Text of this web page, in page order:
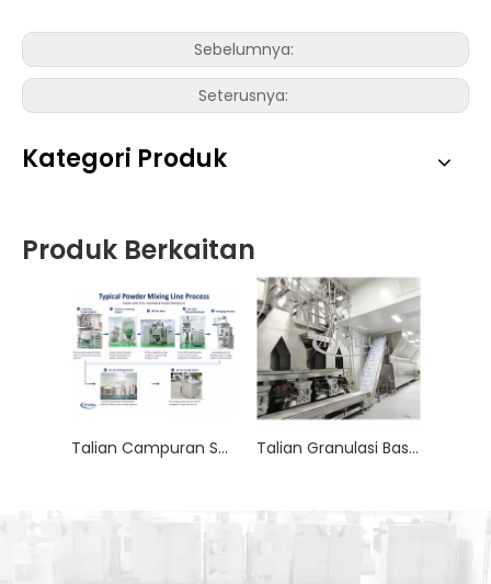
Sebelumnya:
Seterusnya:
Kategori Produk
Produk Berkaitan
Talian Campuran Serbuk Lengkap | Sistem Campuran Serbuk Automatik Talian Granulasi Basah Berterusan GMP